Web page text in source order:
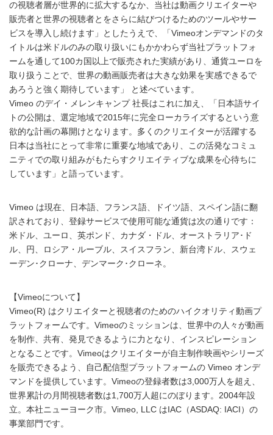
の視聴者層が世界的に拡大するなか、当社は動画クリエイターや
販売者と世界の視聴者とをさらに結びつけるためのツールやサー
ビスを導入し続けます」としたうえで、「Vimeoオンデマンドのタ
イトルは米ドルのみの取り扱いにもかかわらず当社プラットフォ
ームを通して100カ国以上で販売された実績があり、通貨ユーロを
取り扱うことで、世界の動画販売者は大きな効果を実感できるで
あろうと強く期待しています」 と述べています。
Vimeo のデイ・メレンキャンプ 社長はこれに加え、「日本語サイ
トの公開は、選定地域で2015年に完全ローカライズするという意
欲的な計画の幕開けとなります。多くのクリエイターが活躍する
日本は当社にとって非常に重要な地域であり、この活発なコミュ
ニティでの取り組みがもたらすクリエイティブな成果を心待ちに
しています」と語っています。
Vimeo は現在、日本語、フランス語、ドイツ語、スペイン語に翻
訳されており、登録サービスで使用可能な通貨は次の通りです：
米ドル、ユーロ、英ポンド、カナダ・ドル、オーストラリア･ド
ル、円、ロシア・ルーブル、スイスフラン、新台湾ドル、スウェ
ーデン･クローナ、デンマーク･クローネ。
【Vimeoについて】
Vimeo(R) はクリエイターと視聴者のためのハイクオリティ動画プ
ラットフォームです。Vimeoのミッションは、世界中の人々が動画
を制作、共有、発見できるように力となり、インスピレーション
となることです。Vimeoはクリエイターが自主制作映画やシリーズ
を販売できるよう、自己配信型プラットフォームの Vimeo オンデ
マンドを提供しています。Vimeoの登録者数は3,000万人を超え、
世界累計の月間視聴者数は1,700万人超にのぼります。2004年設
立。本社ニューヨーク市。Vimeo, LLC はIAC（ASDAQ: IACI）の
事業部門です。